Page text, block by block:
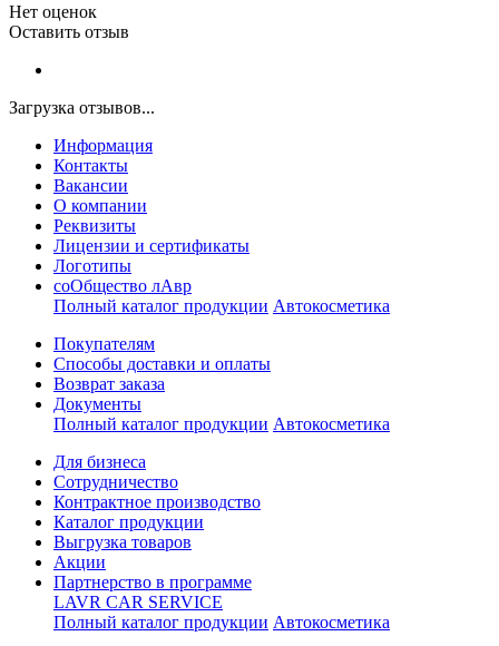
Нет оценок
Оставить отзыв
Загрузка отзывов...
Информация
Контакты
Вакансии
О компании
Реквизиты
Лицензии и сертификаты
Логотипы
соОбщество лАвр
Полный каталог продукции Автокосметика
Покупателям
Способы доставки и оплаты
Возврат заказа
Документы
Полный каталог продукции Автокосметика
Для бизнеса
Сотрудничество
Контрактное производcтво
Каталог продукции
Выгрузка товаров
Акции
Партнерство в программе
LAVR CAR SERVICE
Полный каталог продукции Автокосметика